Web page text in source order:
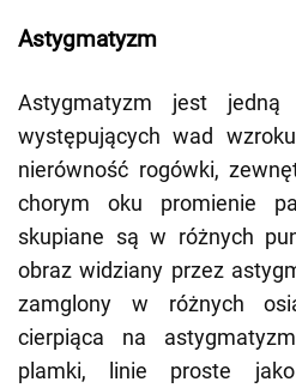
Astygmatyzm
Astygmatyzm jest
występujących wad
nierówność rogówki,
chorym oku promienie
skupiane są w różnych
obraz widziany przez
zamglony w różnych
cierpiąca na
plamki, linie proste